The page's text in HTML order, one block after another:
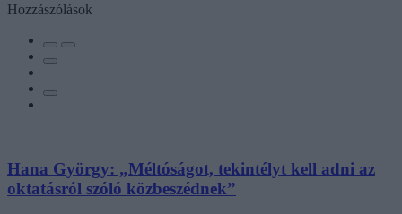
Hozzászólások
Hana György: „Méltóságot, tekintélyt kell adni az
oktatásról szóló közbeszédnek”